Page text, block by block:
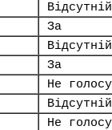
Відсутній
За
Відсутній
За
Не
Відсутній
Не